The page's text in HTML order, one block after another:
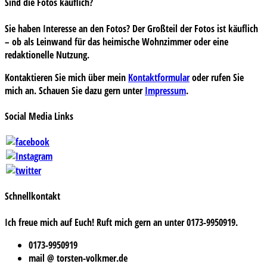
Sie haben Interesse an den Fotos? Der Großteil der Fotos ist käuflich
– ob als Leinwand für das heimische Wohnzimmer oder eine
redaktionelle Nutzung.
Kontaktieren Sie mich über mein Kontaktformularoder rufen Sie
mich an. Schauen Sie dazu gern unterImpressum.
Social Media Links
Schnellkontakt
Ich freue mich auf Euch! Ruft mich gern an unter 0173-9950919.
0173-9950919
mail @ torsten-volkmer.de